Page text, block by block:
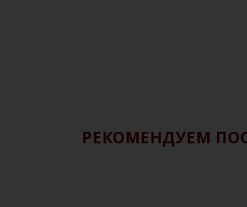
РЕКОМЕНДУЕМ